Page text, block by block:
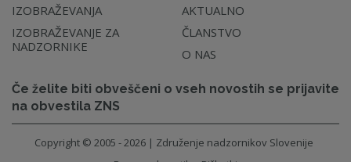
IZOBRAŽEVANJA
IZOBRAŽEVANJE ZA
NADZORNIKE
AKTUALNO
ČLANSTVO
O NAS
Če želite biti obveščeni o vseh novostih se prijavite
na obvestila ZNS
Copyright © 2005 - 2026 | Združenje nadzornikov Slovenije